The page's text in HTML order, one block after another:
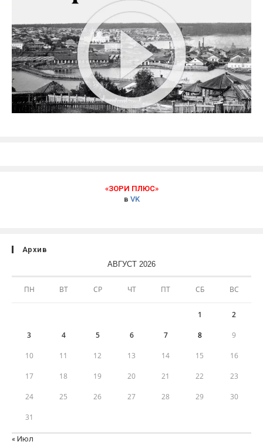
«ЗОРИ ПЛЮС»
в VK
Архив
АВГУСТ 2026
ПН ВТ СР ЧТ ПТ СБ ВС
1 2
3 4 5 6 7 8 9
10 11 12 13 14 15 16
17 18 19 20 21 22 23
24 25 26 27 28 29 30
31
« Июл